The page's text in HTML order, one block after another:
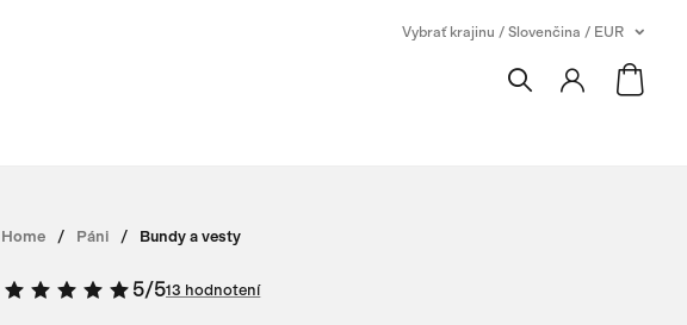
Vybrať krajinu / Slovenčina / EUR
Home Páni Bundy a vesty
5/513 hodnotení